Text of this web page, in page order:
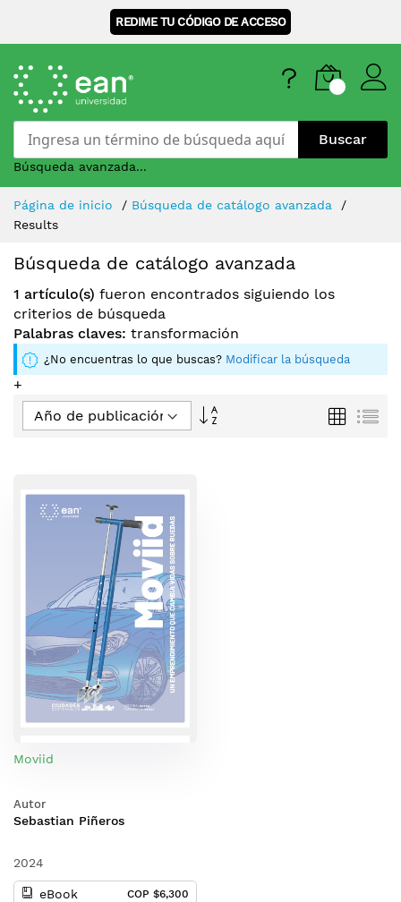
REDIME TU CÓDIGO DE ACCESO
Buscar
Búsqueda avanzada...
Skip
Content
Página de inicio
Búsqueda de catálogo avanzada
Results
Búsqueda de catálogo avanzada
1 artículo(s) fueron encontrados siguiendo los
criterios de búsqueda
Palabras claves: transformación
¿No encuentras lo que buscas? Modificar la búsqueda
+
Fijar
Parrilla
Moviid
Autor
Sebastian Piñeros
2024
eBook COP $6,300